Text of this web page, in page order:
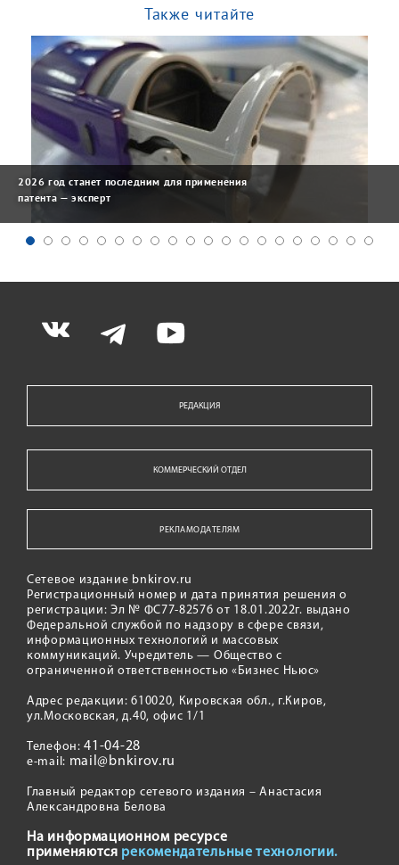
Также читайте
2026 год станет последним для применения
патента — эксперт
РЕДАКЦИЯ
КОММЕРЧЕСКИЙ ОТДЕЛ
РЕКЛАМОДАТЕЛЯМ
Сетевое издание bnkirov.ru
Регистрационный номер и дата принятия решения о
регистрации: Эл № ФС77-82576 от 18.01.2022г. выдано
Федеральной службой по надзору в сфере связи,
информационных технологий и массовых
коммуникаций. Учредитель — Общество с
ограниченной ответственностью «Бизнес Ньюс»
Адрес редакции: 610020, Кировская обл., г.Киров,
ул.Московская, д.40, офис 1/1
Телефон:41-04-28
e-mail: mail@bnkirov.ru
Главный редактор сетевого издания – Анастасия
Александровна Белова
На информационном ресурсе
применяются рекомендательные технологии.